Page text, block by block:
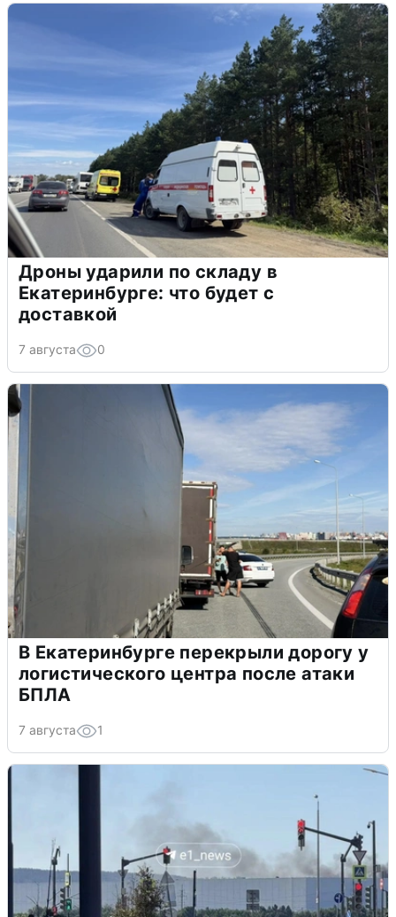
Дроны ударили по складу в
Екатеринбурге: что будет с
доставкой
7 августа 0
В Екатеринбурге перекрыли дорогу у
логистического центра после атаки
БПЛА
7 августа 1